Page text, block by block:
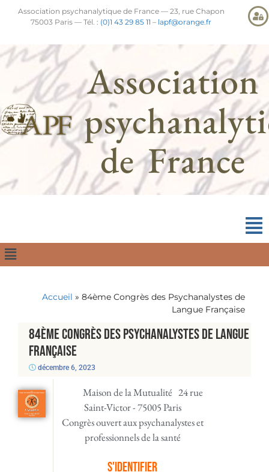
Association psychanalytique de France — 23, rue Chapon
75003 Paris — Tél. : (0)1 43 29 85 11 – lapf@orange.fr
Association
de France
Accueil » 84ème Congrès des Psychanalystes de
Langue Française
84ème Congrès des Psychanalystes de Langue
Française
décembre 6, 2023
Maison de la Mutualité 24 rue
Saint-Victor - 75005 Paris
Congrès ouvert aux psychanalystes et
professionnels de la santé
S'identifier